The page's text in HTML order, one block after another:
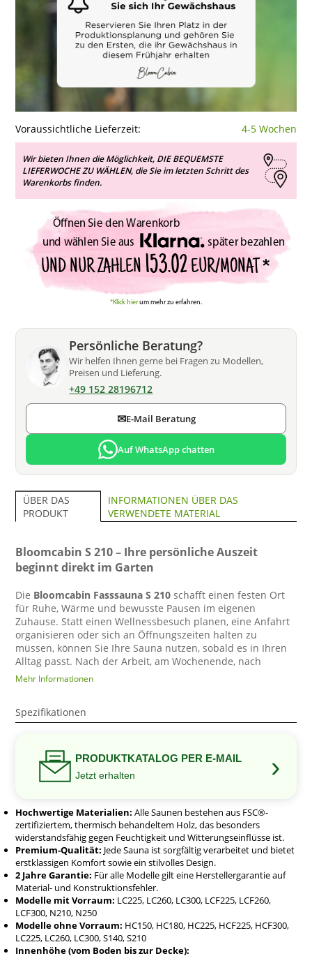
Voraussichtliche Lieferzeit: 4-5 Wochen
Wir bieten Ihnen die Möglichkeit, DIE BEQUEMSTE
LIEFERWOCHE ZU WÄHLEN, die Sie im letzten Schritt des
Warenkorbs finden.
Öffnen Sie den Warenkorb
und wählen Sie aus später bezahlen
UND NUR ZAHLEN 153.02 EUR/MONAT *
*Klick hierum mehr zu erfahren.
Persönliche Beratung?
Wir helfen Ihnen gerne bei Fragen zu Modellen,
Preisen und Lieferung.
+49 152 28196712
✉E-Mail Beratung
Auf WhatsApp chatten
ÜBER DAS
PRODUKT
INFORMATIONEN ÜBER DAS
VERWENDETE MATERIAL
Bloomcabin S 210 – Ihre persönliche Auszeit
beginnt direkt im Garten
Die Bloomcabin Fasssauna S 210 schafft einen festen Ort
für Ruhe, Wärme und bewusste Pausen im eigenen
Zuhause. Statt einen Wellnessbesuch planen, eine Anfahrt
organisieren oder sich an Öffnungszeiten halten zu
müssen, können Sie Ihre Sauna nutzen, sobald es in Ihren
Alltag passt. Nach der Arbeit, am Wochenende, nach
sportlicher Aktivität oder an einem kalten Winterabend
Mit Außenmaßen von ungefähr 211 cm Länge, 210 cm
Dimensionen eines großen Saunahauses anzunehmen.
Dadurch eignet sie sich für private Gärten, geeignete
Terrassen, Ferienhäuser und andere Außenbereiche, in
Im Inneren erreicht die Saunakabine eine Höhe von rund
195 cm. Der großzügig nutzbare Sitzbankbereich misst
ungefähr 180 × 198 cm und bietet ausreichend Raum zum
entspannten Sitzen, Zurücklehnen und – abhängig von der
Körpergröße – auch zum Liegen. Das Innenvolumen von
etwa 12 m³ verbindet ein angenehmes Raumgefühl mit
einer Kabinengröße, die sich durch einen passend
ausgewählten Saunaofen effizient beheizen lässt.
Die S 210 besitzt keinen separaten Vorraum. Dadurch wird
die kompakte Außenlänge möglichst vollständig für den
eigentlichen Saunabereich genutzt. Kunden, die mehr Wert
Mehr Informationen
Spezifikationen
PRODUKTKATALOG PER E-MAIL
Jetzt erhalten ›
Hochwertige Materialien: Alle Saunen bestehen aus FSC®-
zertifiziertem, thermisch behandeltem Holz, das besonders
widerstandsfähig gegen Feuchtigkeit und Witterungseinflüsse ist.
Premium-Qualität: Jede Sauna ist sorgfältig verarbeitet und bietet
erstklassigen Komfort sowie ein stilvolles Design.
2 Jahre Garantie: Für alle Modelle gilt eine Herstellergarantie auf
Material- und Konstruktionsfehler.
Modelle mit Vorraum: LC225, LC260, LC300, LCF225, LCF260,
LCF300, N210, N250
Modelle ohne Vorraum: HC150, HC180, HC225, HCF225, HCF300,
LC225, LC260, LC300, S140, S210
Innenhöhe (vom Boden bis zur Decke):